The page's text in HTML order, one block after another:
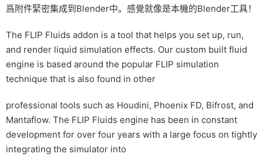
爲附件緊密集成到Blender中。感覺就像是本機的Blender工具！
The FLIP Fluids addon is a tool that helps you set up, run,
and render liquid simulation effects. Our custom built fluid
engine is based around the popular FLIP simulation
technique that is also found in other
professional tools such as Houdini, Phoenix FD, Bifrost, and
Mantaflow. The FLIP Fluids engine has been in constant
development for over four years with a large focus on tightly
integrating the simulator into